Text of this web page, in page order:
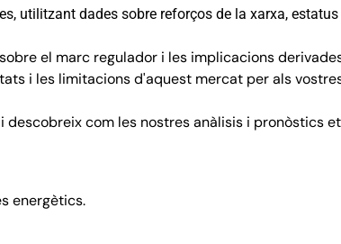
utilitzant dades sobre reforços de la xarxa,
el marc regulador i les implicacions
i les limitacions d'aquest mercat per als
com les nostres anàlisis i pronòstics
energètics.